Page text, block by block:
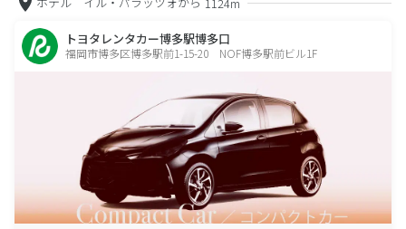
トヨタレンタカー博多駅博多口
福岡市博多区博多駅前1-15-20 NOF博多駅前ビル1F